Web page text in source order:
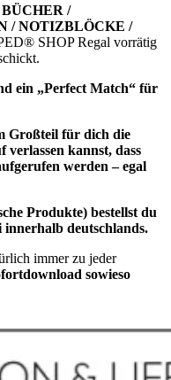
/
/ NOTIZBLÖCKE /
SHOP Regal vorrätig
ein „Perfect Match“ für
Großteil für dich die
kannst, dass
werden – egal
Produkte) bestellst du
deutschlands.
immer zu jeder
sowieso